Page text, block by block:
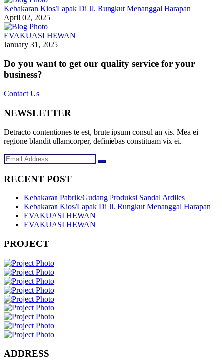
Kebakaran Kios/Lapak Di Jl. Rungkut Menanggal Harapan
April 02, 2025
EVAKUASI HEWAN
January 31, 2025
Do you want to get our quality service for your
business?
Contact Us
NEWSLETTER
Detracto contentiones te est, brute ipsum consul an vis. Mea ei
regione blandit ullamcorper, definiebas constituam vix ei.
RECENT POST
Kebakaran Pabrik/Gudang Produksi Sandal Ardiles
Kebakaran Kios/Lapak Di Jl. Rungkut Menanggal Harapan
EVAKUASI HEWAN
EVAKUASI HEWAN
PROJECT
ADDRESS